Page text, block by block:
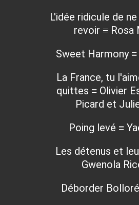
L'idée ridicule de
revoir ≡ Rosa
Sweet Harmony
La France, tu
quittes ≡ Olivier
Picard et
Poing levé ≡
Les détenus et
Gwenola
Déborder